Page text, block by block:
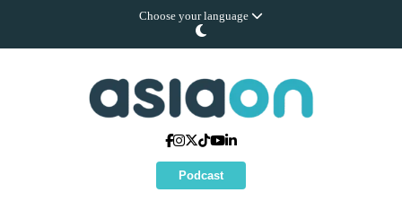
Choose your language
Podcast